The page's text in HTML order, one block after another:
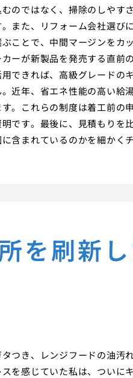
のではなく、掃除のしやす
また、リフォーム会社選び
ことで、中間マージンをカ
ーが新製品を発売する直前
できれば、高級グレードの
近年、省エネ性能の高い給
。これらの制度は着工前の
です。最後に、見積もりを
含まれているのかを細かく
を刷新
つき、レンジフードの油汚
を感じていた私は、ついに